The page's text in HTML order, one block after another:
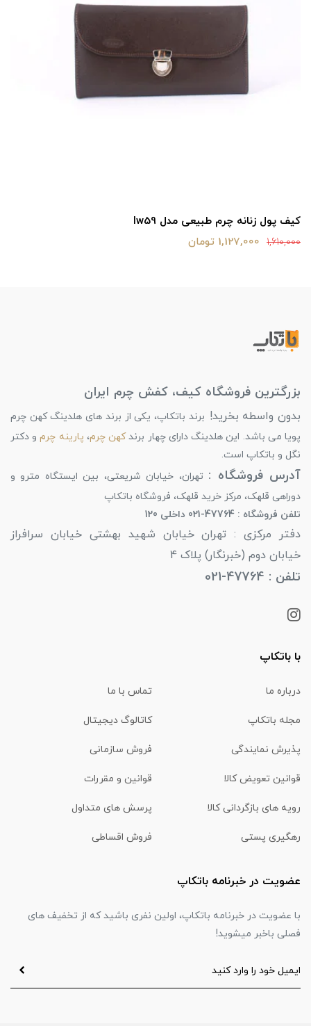
کیف پول زنانه چرم طبیعی مدل lw59
1,610,000 1,127,000 تومان
بزرگترین فروشگاه کیف، کفش چرم ایران
بدون واسطه بخرید! برند باتکاپ، یکی از برند های هلدینگ کهن چرم
پویا می باشد. این هلدینگ دارای چهار برندکهن چرم، پارینه چرمو دکتر
نگل و باتکاپ است.
آدرس فروشگاه : تهران، خیابان شریعتی، بین ایستگاه مترو و
دوراهی قلهک، مرکز خرید قلهک، فروشگاه باتکاپ
تلفن فروشگاه : 47764-021 داخلی 120
دفتر مرکزی : تهران خیابان شهید بهشتی خیابان سرافراز
خیابان دوم (خبرنگار) پلاک 4
تلفن : 47764-021
با باتکاپ
درباره ما تماس با ما
مجله باتکاپ کاتالوگ دیجیتال
پذیرش نمایندگی فروش سازمانی
قوانین تعویض کالا قوانین و مقررات
رویه های بازگردانی کالا پرسش های متداول
رهگیری پستی فروش اقساطی
عضویت در خبرنامه باتکاپ
با عضویت در خبرنامه باتکاپ، اولین نفری باشید که از تخفیف های
فصلی باخبر میشوید!